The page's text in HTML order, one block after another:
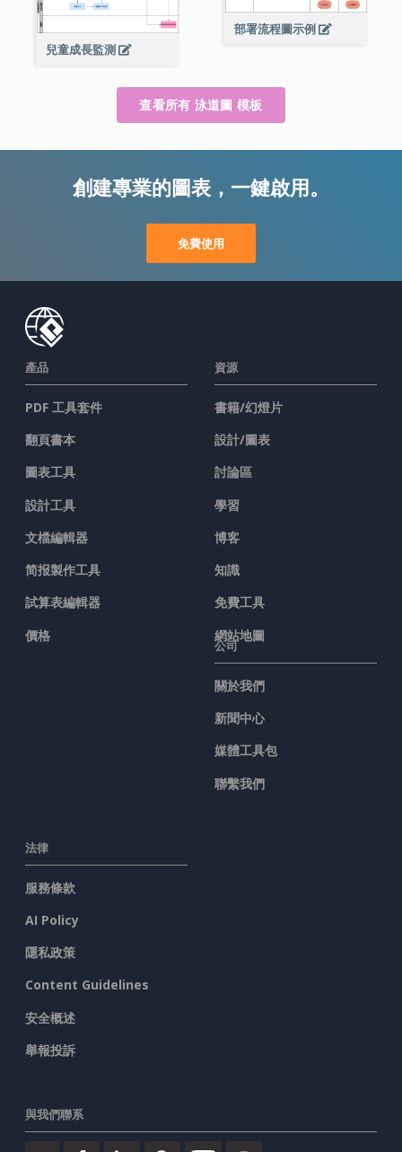
部署流程圖示例
兒童成長監測
查看所有 泳道圖 模板
創建專業的圖表，一鍵啟用。
免費使用
產品
PDF 工具套件
翻頁書本
圖表工具
設計工具
文檔編輯器
简报製作工具
試算表編輯器
價格
資源
書籍/幻燈片
設計/圖表
討論區
學習
博客
知識
免費工具
網站地圖
公司
關於我們
新聞中心
媒體工具包
聯繫我們
法律
服務條款
AI Policy
隱私政策
Content Guidelines
安全概述
舉報投訴
與我們聯系